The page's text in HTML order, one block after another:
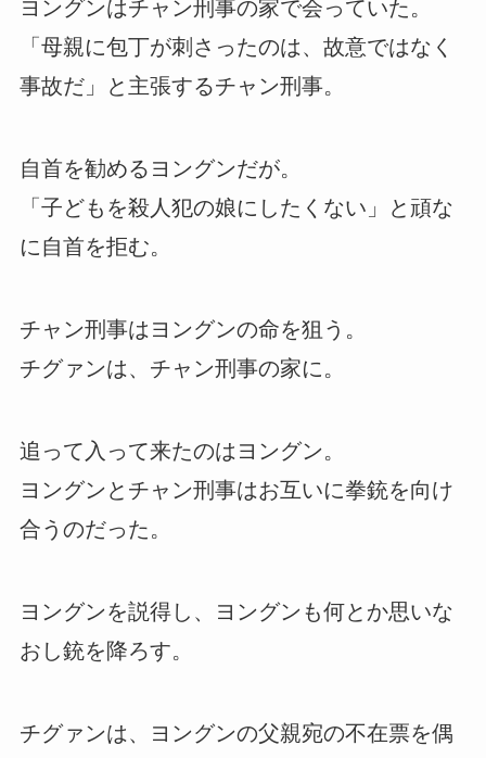
ヨングンはチャン刑事の家で会っていた。
「母親に包丁が刺さったのは、故意ではなく
事故だ」と主張するチャン刑事。
自首を勧めるヨングンだが。
「子どもを殺人犯の娘にしたくない」と頑な
に自首を拒む。
チャン刑事はヨングンの命を狙う。
チグァンは、チャン刑事の家に。
追って入って来たのはヨングン。
ヨングンとチャン刑事はお互いに拳銃を向け
合うのだった。
ヨングンを説得し、ヨングンも何とか思いな
おし銃を降ろす。
チグァンは、ヨングンの父親宛の不在票を偶